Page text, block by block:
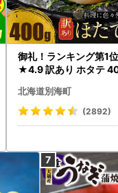
御礼！ランキング第1
★4.9 訳あり ホタテ
北海道別海町
(2892)